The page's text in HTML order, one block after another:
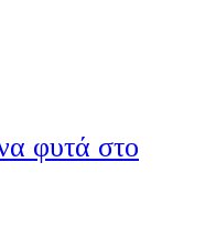
φυτά στο